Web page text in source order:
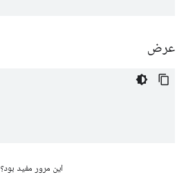
عرض
این مرور مفید بود؟